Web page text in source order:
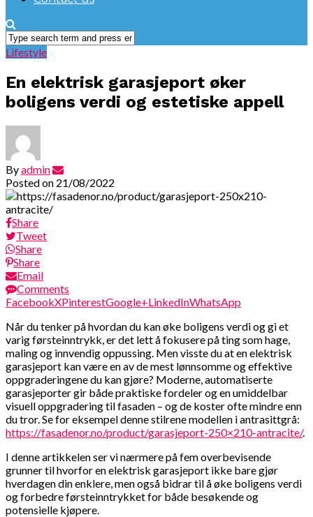
Lifestyle
En elektrisk garasjeport øker
boligens verdi og estetiske appell
Byadmin
Posted on 21/08/2022
Share
Tweet
Share
Share
Email
Comments
FacebookXPinterestGoogle+LinkedInWhatsApp
Når du tenker på hvordan du kan øke boligens verdi og gi et
varig førsteinntrykk, er det lett å fokusere på ting som hage,
maling og innvendig oppussing. Men visste du at en elektrisk
garasjeport kan være en av de mest lønnsomme og effektive
oppgraderingene du kan gjøre? Moderne, automatiserte
garasjeporter gir både praktiske fordeler og en umiddelbar
visuell oppgradering til fasaden – og de koster ofte mindre enn
du tror. Se for eksempel denne stilrene modellen i antrasittgrå:
https://fasadenor.no/product/garasjeport-250×210-antracite/.
I denne artikkelen ser vi nærmere på fem overbevisende
grunner til hvorfor en elektrisk garasjeport ikke bare gjør
hverdagen din enklere, men også bidrar til å øke boligens verdi
og forbedre førsteinntrykket for både besøkende og
potensielle kjøpere.